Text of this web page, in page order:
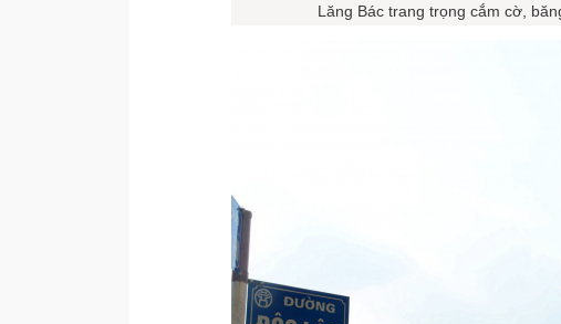
Lăng Bác trang trọng cắm cờ,